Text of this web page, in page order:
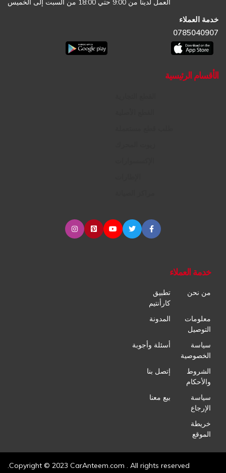
العمل لدينا من 9:00 حتي 18:00 من السبت إلى الخميس
خدمة العملاء
0785040907
الأقسام الرئيسية
خدمة العملاء
من نحن
تطبيق
كارأنتيم
معلومات
التوصيل
المدونة
سياسة
الخصوصية
أسئلة وأجوبة
الشروط
والأحكام
إتصل بنا
سياسة
الإرجاع
بيع معنا
خريطة
الموقع
Copyright © 2023 CarAnteem.com . All rights reserved.